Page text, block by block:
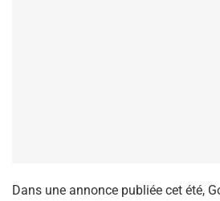
Dans une annonce publiée cet été,